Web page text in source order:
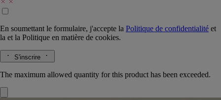
En soumettant le formulaire, j'accepte la Politique de confidentialité et
la et la Politique en matière de cookies.
S'inscrire
The maximum allowed quantity for this product has been exceeded.